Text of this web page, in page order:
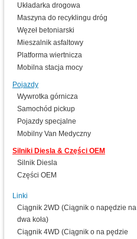
Układarka drogowa
Maszyna do recyklingu dróg
Węzeł betoniarski
Mieszalnik asfaltowy
Platforma wiertnicza
Mobilna stacja mocy
Pojazdy
Wywrotka górnicza
Samochód pickup
Pojazdy specjalne
Mobilny Van Medyczny
Silniki Diesla & Części OEM
Silnik Diesla
Części OEM
Linki
Ciągnik 2WD (Ciągnik o napędzie na
dwa koła)
Ciągnik 4WD (Ciągnik o na pędzie